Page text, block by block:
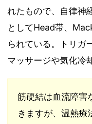
れたもので、 自律神
としてHead帯、
られている。
トリガ
マッサージや気化冷
筋硬結は血流障害
きますが、温熱療